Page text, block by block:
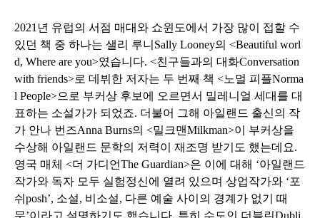
2021 년 유럽의 서점 매대와 쇼윈도에서 가장 많이 접할 수
있던 책 중 하나는 샐리 루니 Sally Looney의 <Beautiful worl
d, Where are you>였습니다. <친구들과의 대화Conversation
with friends>로 데뷔한 저자는 두 번째 책 <노멀 피플Norma
l People>으로 부커상 후보에 오르면서 밀레니얼 세대를 대
표하는 소설가가 되었죠. 더불어 그해 아일랜드 출신의 작
가 안나 번즈Anna Burns의 <밀크맨Milkman>이 부커상을
수상해 아일랜드 문학의 저력이 재조명 받기도 했는데요.
영국 매체 <더 가디언The Guardian>은 이에 대해 ‘아일랜드
작가와 독자 모두 실험정신에 열려 있으며 상업작가와 ‘포
쉬 posh’, 소설, 비소설, 다른 예술 사이의 경계가 없기 때
문’이라고 설명하기도 했습니다. 특히 수도인 더블린Dubli